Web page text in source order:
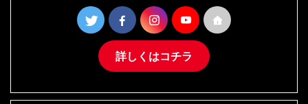
詳しくはコチラ